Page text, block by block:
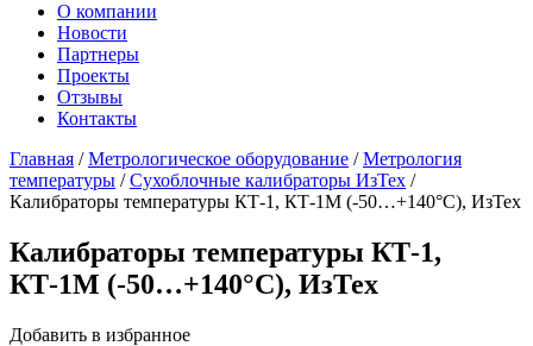
О компании
Новости
Партнеры
Проекты
Отзывы
Контакты
Главная / Метрологическое оборудование / Метрология
температуры / Сухоблочные калибраторы ИзТех /
Калибраторы температуры КТ-1, КТ-1М (-50…+140°С), ИзТех
Калибраторы температуры КТ-1,
КТ-1М (-50…+140°С), ИзТех
Добавить в избранное